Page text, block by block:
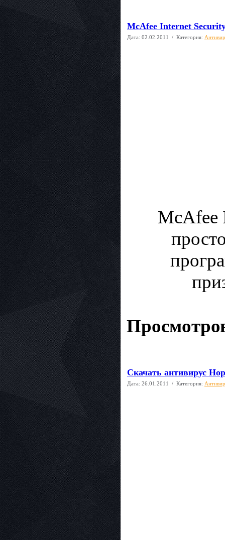
McAfee Internet
Дата: 02.02.2011 / Категория:
McAfee
Скачать антивирус
Дата: 26.01.2011 / Категория: